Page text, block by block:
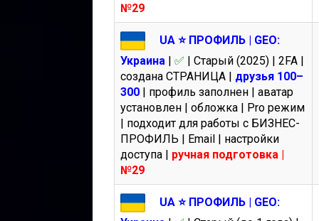
№29
UA ⭐️ ПРОФИЛЬ | GEO:
Украина | ✅ | Старый (2025) | 2FA |
создана СТРАНИЦА | друзья 100–
300 | профиль заполнен | аватар
установлен | обложка | Pro режим
| подходит для работы с БИЗНЕС-
ПРОФИЛЬ | Email | настройки
доступа | ручная подготовка |
№29
UA ⭐️ ПРОФИЛЬ | GEO: